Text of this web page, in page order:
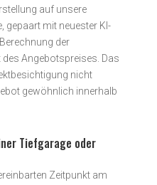
auf unsere
gepaart mit neuester KI-
der
Angebotspreises. Das
nicht
gewöhnlich innerhalb
Tiefgarage oder
Zeitpunkt am